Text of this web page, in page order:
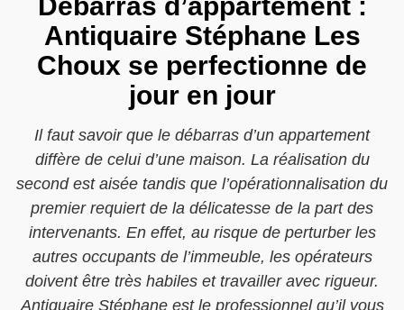
Antiquaire Stéphane Les
Choux se perfectionne de
jour en jour
Il faut savoir que le débarras d’un appartement
diffère de celui d’une maison. La réalisation du
second est aisée tandis que l’opérationnalisation du
premier requiert de la délicatesse de la part des
intervenants. En effet, au risque de perturber les
autres occupants de l’immeuble, les opérateurs
doivent être très habiles et travailler avec rigueur.
Antiquaire Stéphane est le professionnel qu’il vous